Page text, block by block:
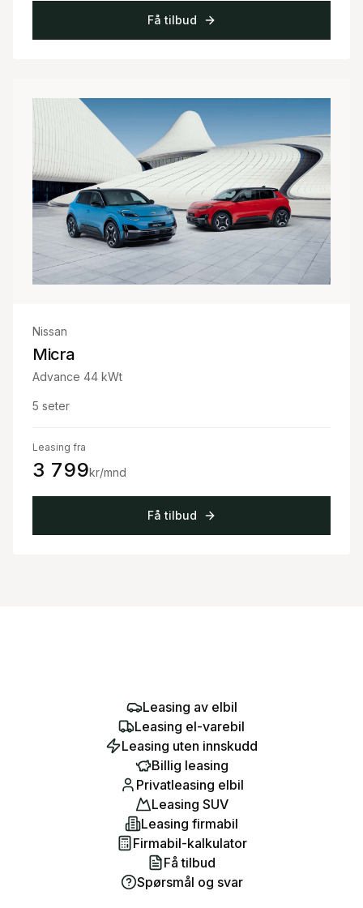
Få tilbud
Nissan
Micra
Advance 44 kWt
5 seter
Leasing fra
3 799kr/mnd
Få tilbud
Leasing av elbil
Leasing el-varebil
Leasing uten innskudd
Billig leasing
Privatleasing elbil
Leasing SUV
Leasing firmabil
Firmabil-kalkulator
Få tilbud
Spørsmål og svar